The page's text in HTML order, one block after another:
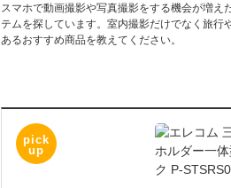
スマホで動画撮影や写真撮影をする機会が増
テムを探しています。室内撮影だけでなく旅
あるおすすめ商品を教えてください。
pick
up